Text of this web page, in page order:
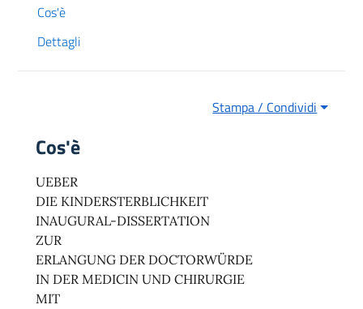
Cos'è
Dettagli
Stampa / Condividi
Cos'è
UEBER
DIE KINDERSTERBLICHKEIT
INAUGURAL-DISSERTATION
ZUR
ERLANGUNG DER DOCTORWÜRDE
IN DER MEDICIN UND CHIRURGIE
MIT